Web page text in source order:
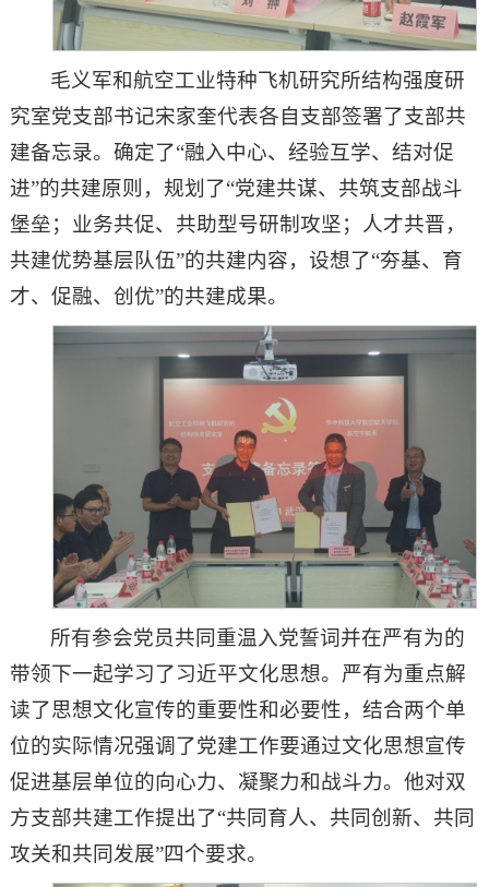
毛义军和航空工业特种飞机研究所结构强度研
究室党支部书记宋家奎代表各自支部签署了支部共
建备忘录。确定了“融入中心、经验互学、结对促
进”的共建原则，规划了“党建共谋、共筑支部战斗
堡垒；业务共促、共助型号研制攻坚；人才共晋，
共建优势基层队伍”的共建内容，设想了“夯基、育
才、促融、创优”的共建成果。
所有参会党员共同重温入党誓词并在严有为的
带领下一起学习了习近平文化思想。严有为重点解
读了思想文化宣传的重要性和必要性，结合两个单
位的实际情况强调了党建工作要通过文化思想宣传
促进基层单位的向心力、凝聚力和战斗力。他对双
方支部共建工作提出了“共同育人、共同创新、共同
攻关和共同发展”四个要求。